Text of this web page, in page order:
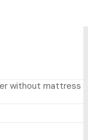
without mattress